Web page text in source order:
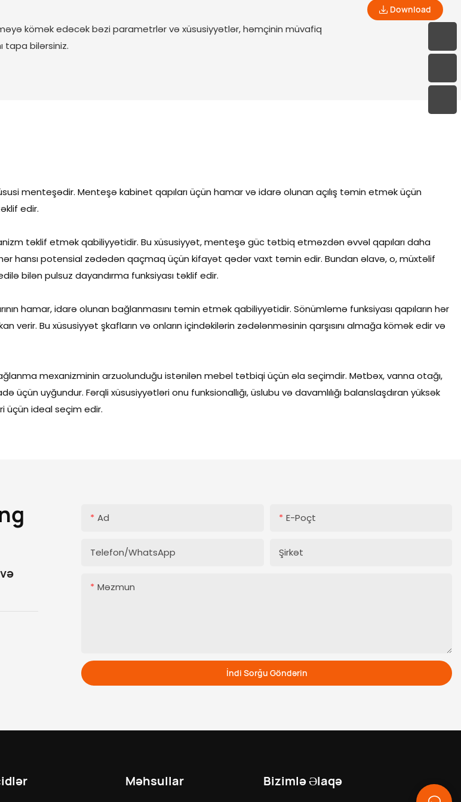
və
açılma bucağı. *Məhsul sınaq
texnologiya ilə sizə qeyri-adi ev
avadanlıqları həllərini təqdim edir.
kömək edəcək bəzi parametrlər və xüsusiyyətlər, həmçinin müvafiq
tapa bilərsiniz.
Download
menteşədir. Menteşə kabinet qapıları üçün hamar və idarə olunan açılış təmin etmək üçün
edir.
təklif etmək qabiliyyətidir. Bu xüsusiyyət, menteşə güc tətbiq etməzdən əvvəl qapıları daha
hansı potensial zədədən qaçmaq üçün kifayət qədər vaxt təmin edir. Bundan əlavə, o, müxtəlif
bilən pulsuz dayandırma funksiyası təklif edir.
hamar, idarə olunan bağlanmasını təmin etmək qabiliyyətidir. Sönümləmə funksiyası qapıların hər
verir. Bu xüsusiyyət şkafların və onların içindəkilərin zədələnməsinin qarşısını almağa kömək edir və
mexanizminin arzuolunduğu istənilən mebel tətbiqi üçün əla seçimdir. Mətbəx, vanna otağı,
uyğundur. Fərqli xüsusiyyətləri onu funksionallığı, üslubu və davamlılığı balanslaşdıran yüksək
üçün ideal seçim edir.
Ad E-Poçt
Telefon/whatsApp Şirkət
Məzmun
İndi Sorğu Göndərin
Məhsullar Bizimlə Əlaqə